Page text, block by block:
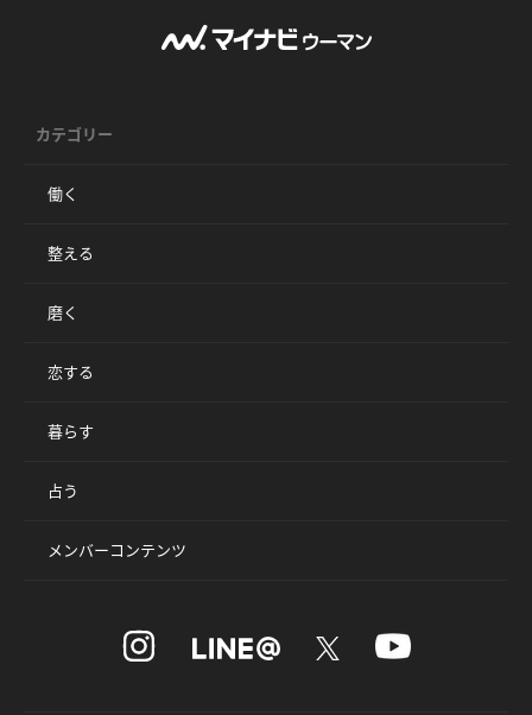
カテゴリー
働く
整える
磨く
恋する
暮らす
占う
メンバーコンテンツ